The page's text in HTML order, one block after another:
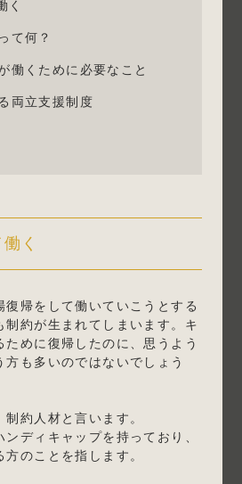
く
て何？
くために必要なこと
両立支援制度
く
復帰をして働いていこうとする
制約が生まれてしまいます。キ
ために復帰したのに、思うよう
方も多いのではないでしょう
約人材と言います。
ンディキャップを持っており、
のことを指します。